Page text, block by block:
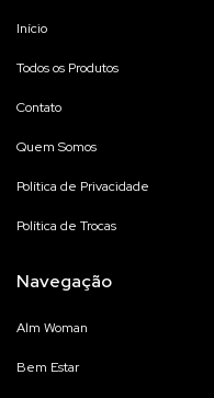
Início
Todos os Produtos
Contato
Quem Somos
Política de Privacidade
Política de Trocas
Navegação
Alm Woman
Bem Estar